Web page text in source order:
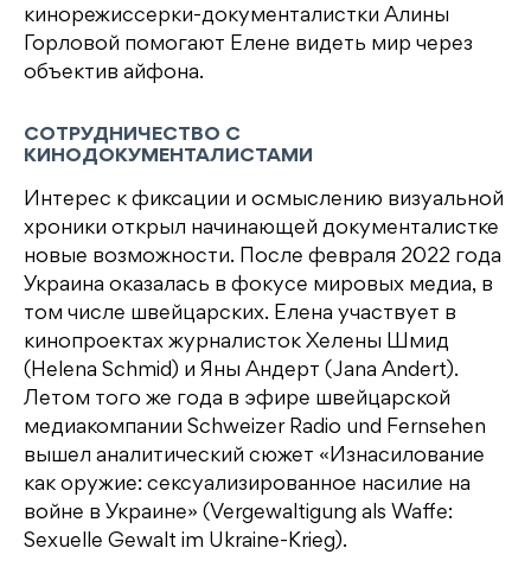
кинорежиссерки-документалистки Алины
Горловой помогают Елене видеть мир через
объектив айфона.
СОТРУДНИЧЕСТВО С
КИНОДОКУМЕНТАЛИСТАМИ
Интерес к фиксации и осмыслению визуальной
хроники открыл начинающей документалистке
новые возможности. После февраля 2022 года
Украина оказалась в фокусе мировых медиа, в
том числе швейцарских. Елена участвует в
кинопроектах журналисток Хелены Шмид
(Helena Schmid) и Яны Андерт (Jana Andert).
Летом того же года в эфире швейцарской
медиакомпании Schweizer Radio und Fernsehen
вышел аналитический сюжет «Изнасилование
как оружие: сексуализированное насилие на
войне в Украине» (Vergewaltigung als Waffe:
Sexuelle Gewalt im Ukraine-Krieg).